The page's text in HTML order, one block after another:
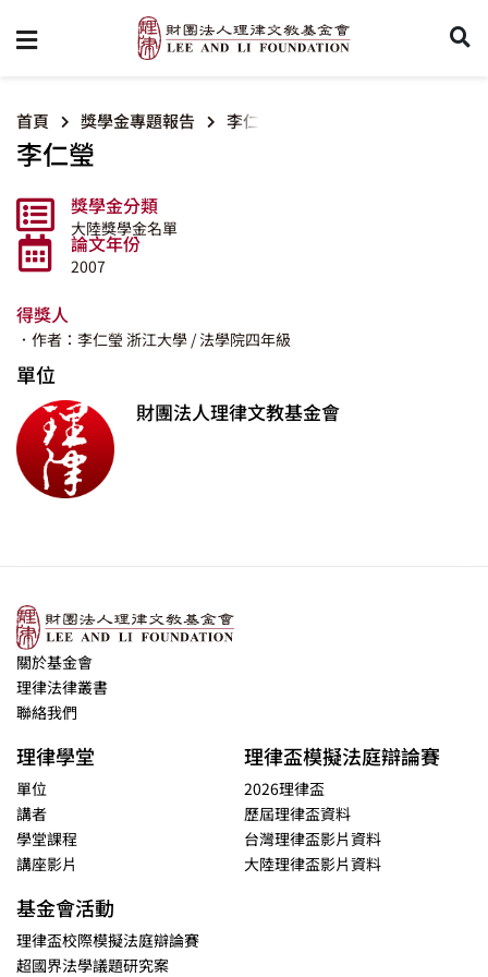
首頁 獎學金專題報告 李仁瑩
李仁瑩
獎學金分類
大陸獎學金名單
論文年份
2007
得獎人
．作者：李仁瑩 浙江大學 / 法學院四年級
單位
財團法人理律文教基金會
關於基金會
理律法律叢書
聯絡我們
理律學堂
單位
講者
學堂課程
講座影片
理律盃模擬法庭辯論賽
2026理律盃
歷屆理律盃資料
台灣理律盃影片資料
大陸理律盃影片資料
基金會活動
理律盃校際模擬法庭辯論賽
超國界法學議題研究案